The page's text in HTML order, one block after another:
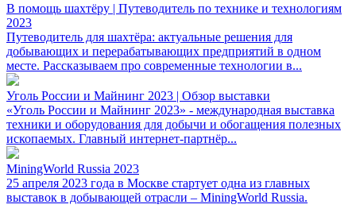
В помощь шахтёру | Путеводитель по технике и технологиям
2023
Путеводитель для шахтёра: актуальные решения для
добывающих и перерабатывающих предприятий в одном
месте. Рассказываем про современные технологии в...
Уголь России и Майнинг 2023 | Обзор выставки
«Уголь России и Майнинг 2023» - международная выставка
техники и оборудования для добычи и обогащения полезных
ископаемых. Главный интернет-партнёр...
MiningWorld Russia 2023
25 апреля 2023 года в Москве стартует одна из главных
выставок в добывающей отрасли – MiningWorld Russia.